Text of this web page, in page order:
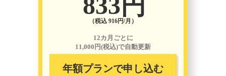
833円
（税込 916円/月）
12カ月ごとに
11,000円(税込)で自動更新
年額プランで申し込む